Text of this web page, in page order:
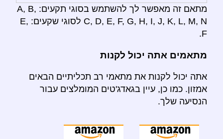
מתאם זה מאפשר לך להשתמש בסוגי תקעים: A, B,
C, D, E, F, G, H, I, J, K, L, M, N לסוגי שקעים: E,
F.
מתאמים אתה יכול לקנות
אתה יכול לקנות את מתאמי רב תכליתיים הבאים
אמזון. כמו כן, עיין בגאדג'טים המומלצים עבור
הנסיעה שלך.